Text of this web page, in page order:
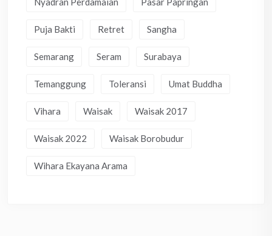
Puja Bakti Retret Sangha
Semarang Seram Surabaya
Temanggung Toleransi Umat Buddha
Vihara Waisak Waisak 2017
Waisak 2022 Waisak Borobudur
Wihara Ekayana Arama